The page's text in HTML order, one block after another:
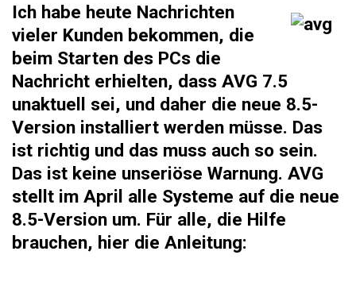
Ich habe heute Nachrichten
vieler Kunden bekommen, die
beim Starten des PCs die
Nachricht erhielten, dass AVG 7.5
unaktuell sei, und daher die neue 8.5-
Version installiert werden müsse. Das
ist richtig und das muss auch so sein.
Das ist keine unseriöse Warnung. AVG
stellt im April alle Systeme auf die neue
8.5-Version um. Für alle, die Hilfe
brauchen, hier die Anleitung: